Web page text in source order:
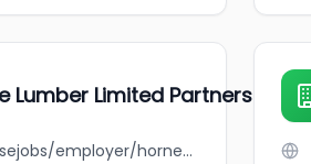
Lumber Limited Partnership
jobbank.gc.ca/browsejobs/employer/hornepayne+lumber+limited+partnership/ca